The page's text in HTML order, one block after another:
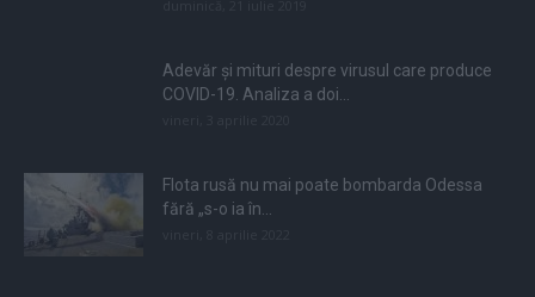
Adevăr și mituri despre virusul care produce
COVID-19. Analiza a doi...
Flota rusă nu mai poate bombarda Odessa
fără „s-o ia în...